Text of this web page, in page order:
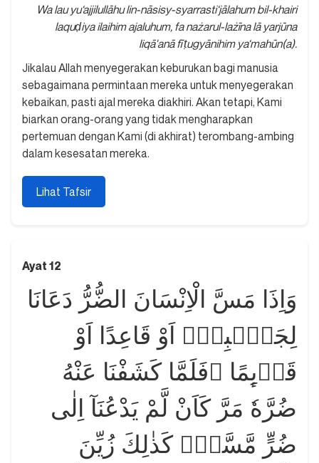
Wa lau yu‘ajjilullāhu lin-nāsisy-syarrasti‘jālahum bil-khairi
laquḍiya ilaihim ajaluhum, fa nażarul-lażīna lā yarjūna
liqā'anā fī ṭugyānihim ya‘mahūn(a).
Jikalau Allah menyegerakan keburukan bagi manusia
sebagaimana permintaan mereka untuk menyegerakan
kebaikan, pasti ajal mereka diakhiri. Akan tetapi, Kami
biarkan orang-orang yang tidak mengharapkan
pertemuan dengan Kami (di akhirat) terombang-ambing
dalam kesesatan mereka.
Lihat Tafsir
Ayat 12
وَاِذَا مَسَّ الْاِنْسَانَ الضُّرُّ دَعَانَا
لِجَنْۢبِهٖٓ اَوْ قَاعِدًا اَوْ
قَاۤىِٕمًا ۚفَلَمَّا كَشَفْنَا عَنْهُ
ضُرَّهٗ مَرَّ كَاَنْ لَّمْ يَدْعُنَآ اِلٰى
ضُرٍّ مَّسَّهٗۗ كَذٰلِكَ زُيِّنَ